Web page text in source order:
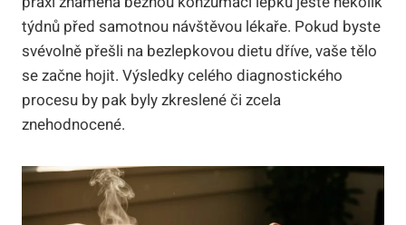
týdnů před samotnou návštěvou lékaře. Pokud byste
svévolně přešli na bezlepkovou dietu dříve, vaše tělo
se začne hojit. Výsledky celého diagnostického
procesu by pak byly zkreslené či zcela
znehodnocené.